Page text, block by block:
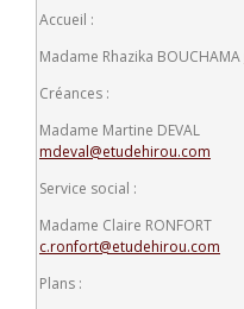
Accueil :
Madame Rhazika BOUCHAMA
Créances :
Madame Martine DEVAL
mdeval@etudehirou.com
Service social :
Madame Claire RONFORT
c.ronfort@etudehirou.com
Plans :